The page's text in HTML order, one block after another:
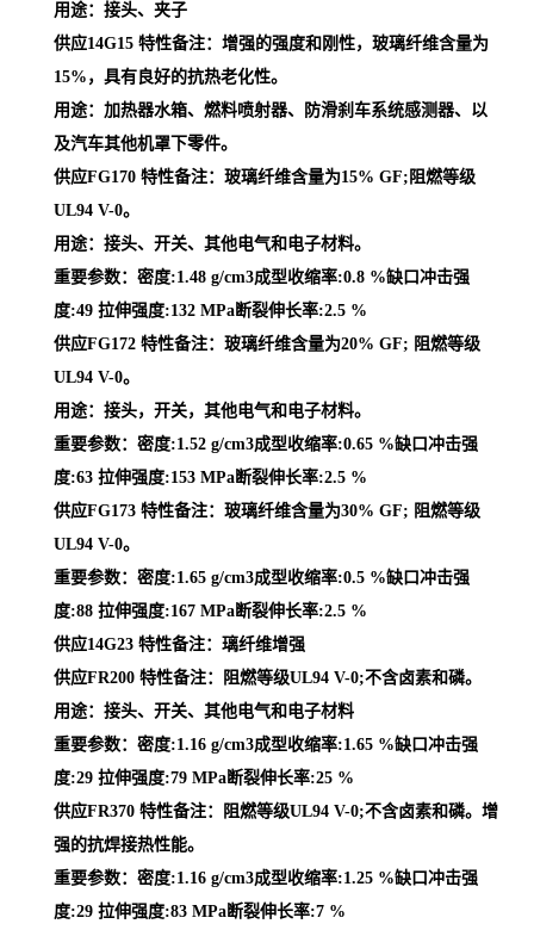
用途：接头、夹子
供应14G15 特性备注：增强的强度和刚性，玻璃纤维含量为
15%，具有良好的抗热老化性。
用途：加热器水箱、燃料喷射器、防滑刹车系统感测器、以
及汽车其他机罩下零件。
供应FG170 特性备注：玻璃纤维含量为15% GF;阻燃等级
UL94 V-0。
用途：接头、开关、其他电气和电子材料。
重要参数：密度:1.48 g/cm3成型收缩率:0.8 %缺口冲击强
度:49 拉伸强度:132 MPa断裂伸长率:2.5 %
供应FG172 特性备注：玻璃纤维含量为20% GF; 阻燃等级
UL94 V-0。
用途：接头，开关，其他电气和电子材料。
重要参数：密度:1.52 g/cm3成型收缩率:0.65 %缺口冲击强
度:63 拉伸强度:153 MPa断裂伸长率:2.5 %
供应FG173 特性备注：玻璃纤维含量为30% GF; 阻燃等级
UL94 V-0。
重要参数：密度:1.65 g/cm3成型收缩率:0.5 %缺口冲击强
度:88 拉伸强度:167 MPa断裂伸长率:2.5 %
供应14G23 特性备注：璃纤维增强
供应FR200 特性备注：阻燃等级UL94 V-0;不含卤素和磷。
用途：接头、开关、其他电气和电子材料
重要参数：密度:1.16 g/cm3成型收缩率:1.65 %缺口冲击强
度:29 拉伸强度:79 MPa断裂伸长率:25 %
供应FR370 特性备注：阻燃等级UL94 V-0;不含卤素和磷。增
强的抗焊接热性能。
重要参数：密度:1.16 g/cm3成型收缩率:1.25 %缺口冲击强
度:29 拉伸强度:83 MPa断裂伸长率:7 %